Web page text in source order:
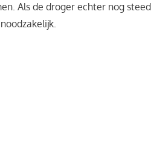
Als de droger echter nog